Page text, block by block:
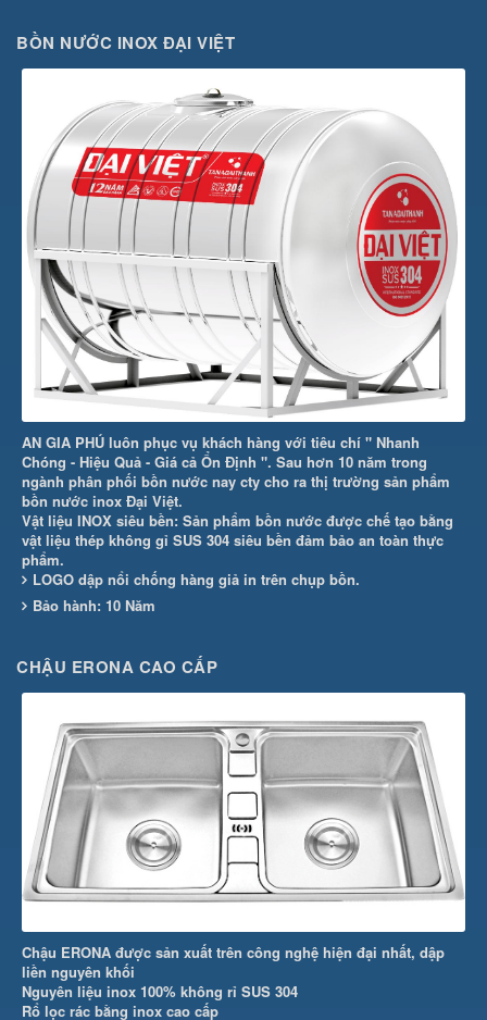
BỒN NƯỚC INOX ĐẠI VIỆT
AN GIA PHÚ luôn phục vụ khách hàng với tiêu chí " Nhanh
Chóng - Hiệu Quả - Giá cả Ổn Định ". Sau hơn 10 năm trong
ngành phân phối bồn nước nay cty cho ra thị trường sản phẩm
bồn nước inox Đại Việt.
Vật liệu INOX siêu bền: Sản phẩm bồn nước được chế tạo bằng
vật liệu thép không gỉ SUS 304 siêu bền đảm bảo an toàn thực
phẩm.
LOGO dập nổi chống hàng giả in trên chụp bồn.
Bảo hành: 10 Năm
CHẬU ERONA CAO CẤP
Chậu ERONA được sản xuất trên công nghệ hiện đại nhất, dập
liền nguyên khối
Nguyên liệu inox 100% không rỉ SUS 304
Rổ lọc rác bằng inox cao cấp